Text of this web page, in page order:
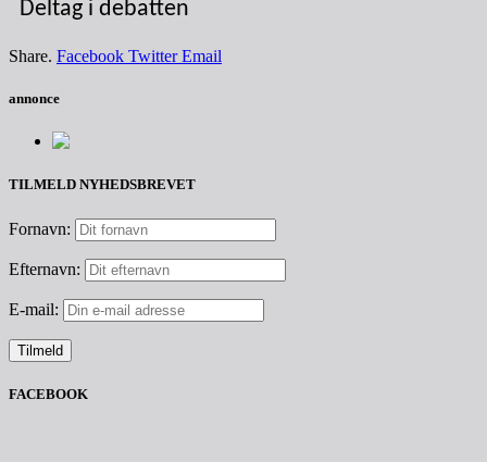
Deltag i debatten
Share. Facebook Twitter Email
annonce
TILMELD NYHEDSBREVET
Fornavn:
Efternavn:
E-mail:
FACEBOOK